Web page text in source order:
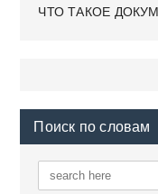
ЧТО ТАКОЕ
Поиск по словам